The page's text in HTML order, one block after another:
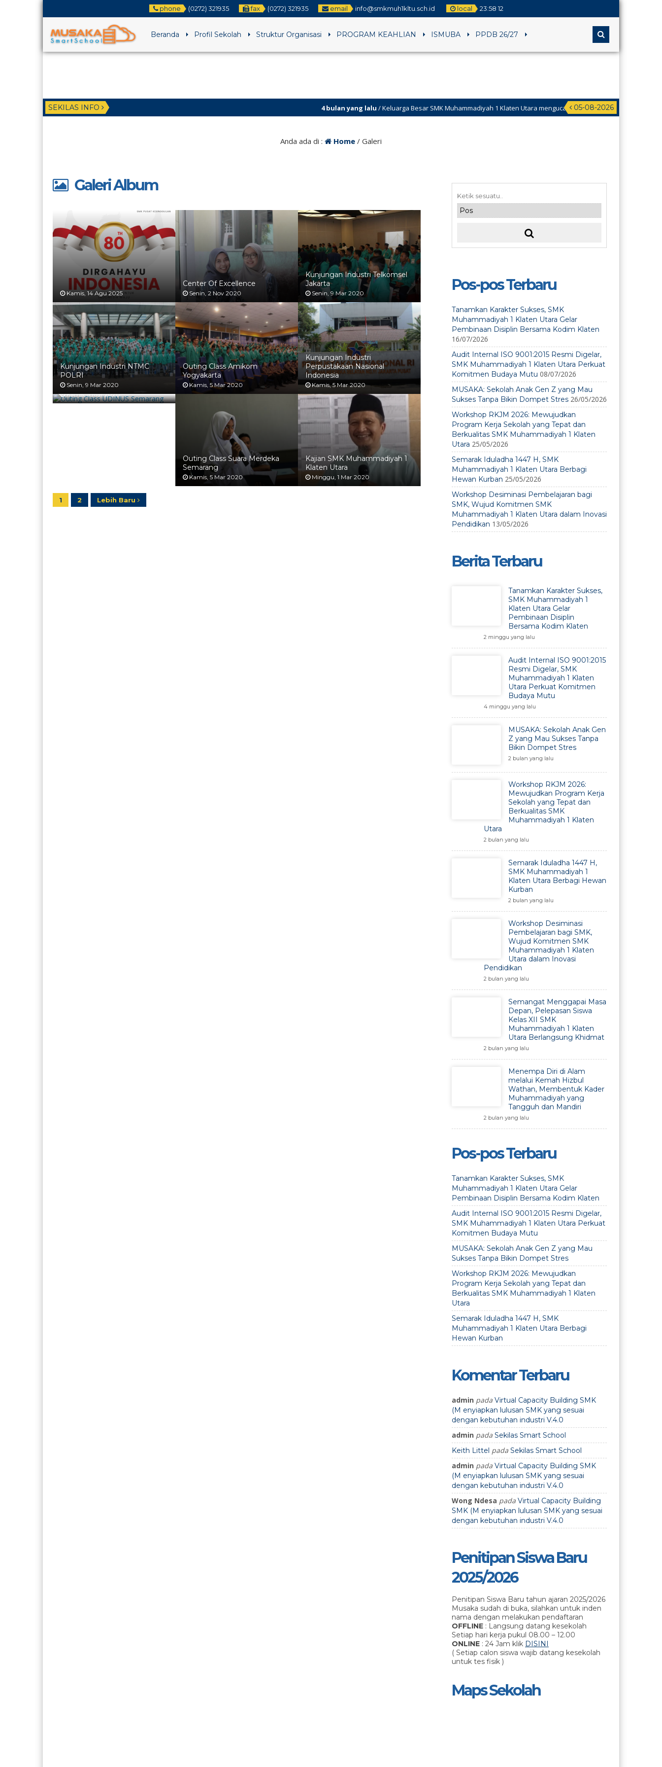
phone (0272) 321935 fax (0272) 321935 email info@smkmuh1kltu.sch.id local 23:5813
Beranda Profil Sekolah Struktur Organisasi PROGRAM KEAHLIAN ISMUBA PPDB 26/27
SEKILAS INFO 05-08-2026
4 bulan yang lalu/ Keluarga Besar SMK Muhammadiyah 1 Klaten Utara mengucapkan Selamat Hari Raya Idul Fitri tahun 1447 H
Anda ada di : Home / Galeri
Galeri Album
Kamis, 14 Agu 2025
Center Of Excellence
Senin, 2 Nov 2020
Kunjungan Industri Telkomsel
Jakarta
Senin, 9 Mar 2020
Kunjungan Industri NTMC
POLRI
Senin, 9 Mar 2020
Outing Class Amikom
Yogyakarta
Kamis, 5 Mar 2020
Kunjungan Industri
Perpustakaan Nasional
Indonesia
Kamis, 5 Mar 2020
Outing Class UDINUS
Semarang
Kamis, 5 Mar 2020
Outing Class Suara Merdeka
Semarang
Kamis, 5 Mar 2020
Kajian SMK Muhammadiyah 1
Klaten Utara
Minggu, 1 Mar 2020
1 2 Lebih Baru
Pos-pos Terbaru
Tanamkan Karakter Sukses, SMK
Muhammadiyah 1 Klaten Utara Gelar
Pembinaan Disiplin Bersama Kodim Klaten
16/07/2026
Audit Internal ISO 9001:2015 Resmi Digelar,
SMK Muhammadiyah 1 Klaten Utara Perkuat
Komitmen Budaya Mutu 08/07/2026
MUSAKA: Sekolah Anak Gen Z yang Mau
Sukses Tanpa Bikin Dompet Stres 26/05/2026
Workshop RKJM 2026: Mewujudkan
Program Kerja Sekolah yang Tepat dan
Berkualitas SMK Muhammadiyah 1 Klaten
Utara 25/05/2026
Semarak Iduladha 1447 H, SMK
Muhammadiyah 1 Klaten Utara Berbagi
Hewan Kurban 25/05/2026
Workshop Desiminasi Pembelajaran bagi
SMK, Wujud Komitmen SMK
Muhammadiyah 1 Klaten Utara dalam Inovasi
Pendidikan 13/05/2026
Berita Terbaru
Tanamkan Karakter Sukses,
SMK Muhammadiyah 1
Klaten Utara Gelar
Pembinaan Disiplin
Bersama Kodim Klaten
2 minggu yang lalu
Audit Internal ISO 9001:2015
Resmi Digelar, SMK
Muhammadiyah 1 Klaten
Utara Perkuat Komitmen
Budaya Mutu
4 minggu yang lalu
MUSAKA: Sekolah Anak Gen
Z yang Mau Sukses Tanpa
Bikin Dompet Stres
2 bulan yang lalu
Workshop RKJM 2026:
Mewujudkan Program Kerja
Sekolah yang Tepat dan
Berkualitas SMK
Muhammadiyah 1 Klaten
Utara
2 bulan yang lalu
Semarak Iduladha 1447 H,
SMK Muhammadiyah 1
Klaten Utara Berbagi Hewan
Kurban
2 bulan yang lalu
Workshop Desiminasi
Pembelajaran bagi SMK,
Wujud Komitmen SMK
Muhammadiyah 1 Klaten
Utara dalam Inovasi
Pendidikan
2 bulan yang lalu
Semangat Menggapai Masa
Depan, Pelepasan Siswa
Kelas XII SMK
Muhammadiyah 1 Klaten
Utara Berlangsung Khidmat
2 bulan yang lalu
Menempa Diri di Alam
melalui Kemah Hizbul
Wathan, Membentuk Kader
Muhammadiyah yang
Tangguh dan Mandiri
2 bulan yang lalu
Pos-pos Terbaru
Tanamkan Karakter Sukses, SMK
Muhammadiyah 1 Klaten Utara Gelar
Pembinaan Disiplin Bersama Kodim Klaten
Audit Internal ISO 9001:2015 Resmi Digelar,
SMK Muhammadiyah 1 Klaten Utara Perkuat
Komitmen Budaya Mutu
MUSAKA: Sekolah Anak Gen Z yang Mau
Sukses Tanpa Bikin Dompet Stres
Workshop RKJM 2026: Mewujudkan
Program Kerja Sekolah yang Tepat dan
Berkualitas SMK Muhammadiyah 1 Klaten
Utara
Semarak Iduladha 1447 H, SMK
Muhammadiyah 1 Klaten Utara Berbagi
Hewan Kurban
Komentar Terbaru
admin pada Virtual Capacity Building SMK
(M enyiapkan lulusan SMK yang sesuai
dengan kebutuhan industri V.4.0
admin pada Sekilas Smart School
Keith Littel pada Sekilas Smart School
admin pada Virtual Capacity Building SMK
(M enyiapkan lulusan SMK yang sesuai
dengan kebutuhan industri V.4.0
Wong Ndesa pada Virtual Capacity Building
SMK (M enyiapkan lulusan SMK yang sesuai
dengan kebutuhan industri V.4.0
Penitipan Siswa Baru
2025/2026
Penitipan Siswa Baru tahun ajaran 2025/2026
Musaka sudah di buka, silahkan untuk inden
nama dengan melakukan pendaftaran
OFFLINE : Langsung datang kesekolah
Setiap hari kerja pukul 08.00 – 12.00
ONLINE : 24 Jam klik DISINI
( Setiap calon siswa wajib datang kesekolah
untuk tes fisik )
Maps Sekolah